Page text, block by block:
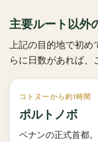
主要ルート以外
上記の目的地で初め
らに日数があれば、
コトヌーから約1時間
ポルトノボ
ベナンの正式首都